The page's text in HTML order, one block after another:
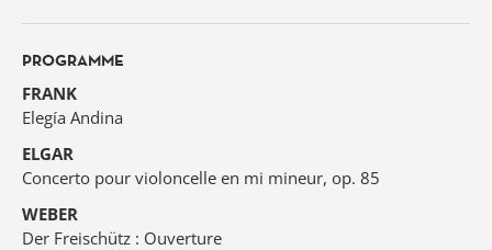
PROGRAMME
FRANK
Elegía Andina
ELGAR
Concerto pour violoncelle en mi mineur, op. 85
WEBER
Der Freischütz : Ouverture